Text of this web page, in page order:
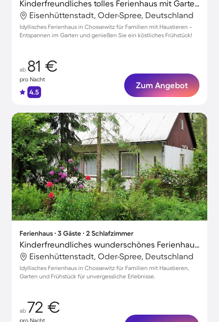
Kinderfreundliches tolles Ferienhaus mit Garten, Terrasse und Grill | Haustiere sind willkommen
Eisenhüttenstadt, Oder-Spree, Deutschland
Idyllisches Ferienhaus in Chossewitz für Familien mit Haustieren –
Entspannen im Garten und genießen Sie ein köstliches Frühstück!
ab 81 €
pro Nacht
4.5
Zum Angebot
Ferienhaus ∙ 3 Gäste ∙ 2 Schlafzimmer
Kinderfreundliches wunderschönes Ferienhaus mit Grill, Garten und Terrasse | Haustiere sind willkommen
Eisenhüttenstadt, Oder-Spree, Deutschland
Idyllisches Ferienhaus in Chossewitz für Familien mit Haustieren,
Garten und Frühstück für unvergessliche Erlebnisse.
ab 72 €
pro Nacht